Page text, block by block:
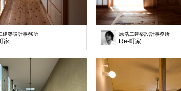
建築設計事務所
家
原浩二建築設計事務所
Re-町家